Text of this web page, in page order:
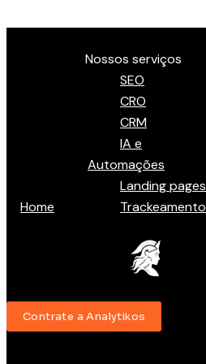
Home
Nossos serviços
SEO
CRO
CRM
IA e
Automações
Landing pages
Trackeamento
Contrate a Analytikos